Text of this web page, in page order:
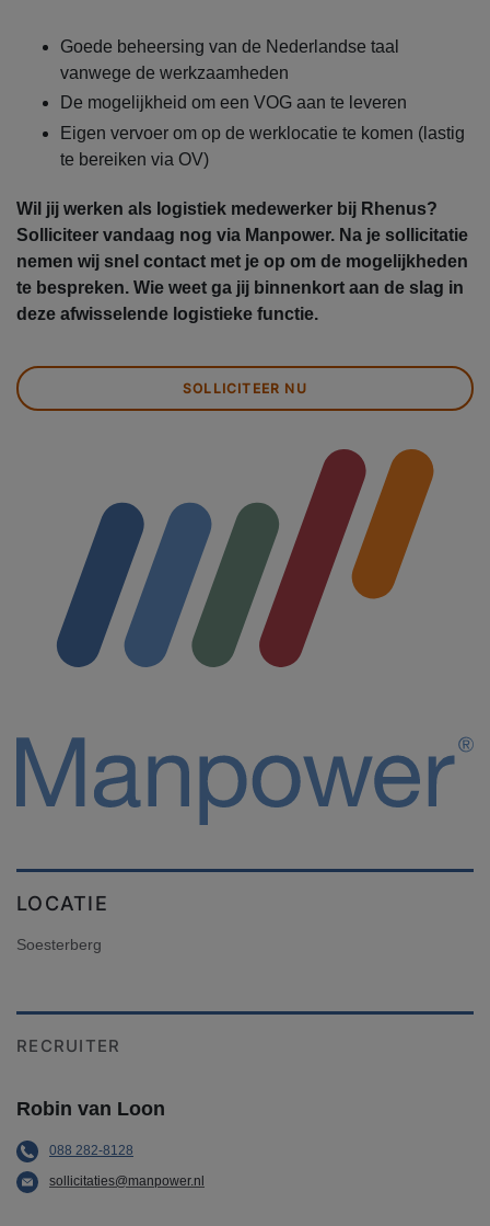
Goede beheersing van de Nederlandse taal
vanwege de werkzaamheden
De mogelijkheid om een VOG aan te leveren
Eigen vervoer om op de werklocatie te komen (lastig
te bereiken via OV)
Wil jij werken als logistiek medewerker bij Rhenus?
Solliciteer vandaag nog via Manpower. Na je sollicitatie
nemen wij snel contact met je op om de mogelijkheden
te bespreken. Wie weet ga jij binnenkort aan de slag in
deze afwisselende logistieke functie.
SOLLICITEER NU
LOCATIE
Soesterberg
RECRUITER
Robin van Loon
088 282-8128
sollicitaties@manpower.nl